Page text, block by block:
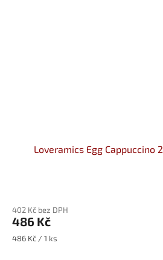
Loveramics Egg Cappuccino
402 Kč bez DPH
486 Kč
Měrná
486 Kč / 1 ks